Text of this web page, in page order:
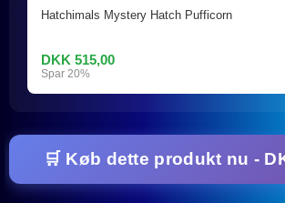
Hatchimals Mystery Hatch Pufficorn
DKK 515,00
Spar 20%
🛒 Køb dette produkt nu -